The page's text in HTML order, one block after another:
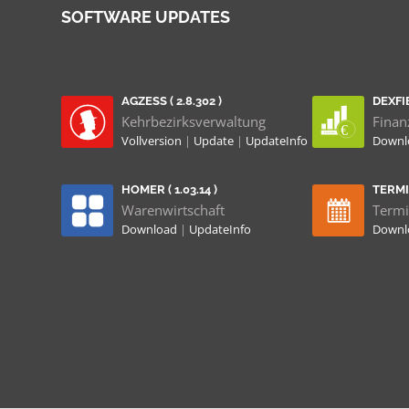
SOFTWARE UPDATES
AGZESS ( 2.8.302 )
Kehrbezirksverwaltung
Vollversion | Update | UpdateInfo
HOMER ( 1.03.14 )
Warenwirtschaft
Download | UpdateInfo